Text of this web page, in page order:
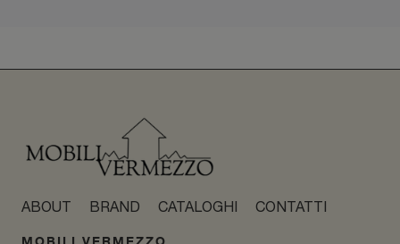
ABOUT BRAND CATALOGHI CONTATTI